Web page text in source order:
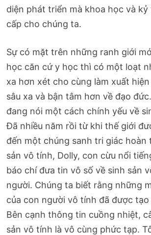
diện phát triển mà khoa học và
cấp cho chúng ta.
Sự có mặt trên những ranh giới
học căn cứ y học thì có một loạt
xa hơn xét cho cùng làm xuất
sâu xa và bận tâm hơn về đạo
đang nói một cách chính yếu về
Đã nhiều năm rồi từ khi thế giới
đến một chúng sanh tri giác hoàn
sản vô tính, Dolly, con cừu nổi
báo chí đưa tin vô số về sinh sản
người. Chúng ta biết rằng những
của con người vô tính đã được tạo
Bên cạnh thông tin cuồng nhiệt,
sản vô tính là vô cùng phức tạp.